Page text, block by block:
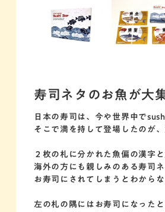
寿司ネタのお魚が大
日本の寿司は、今や世界中で
そこで満を持して登場したのが
２枚の札に分かれた魚偏の漢字
海外の方にも親しみのある寿司
お寿司にされてしまうとわから
左の札の隅にはお寿司になった